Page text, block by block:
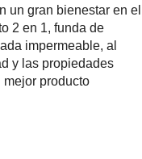
un gran bienestar en el
2 en 1, funda de
impermeable, al
y las propiedades
producto